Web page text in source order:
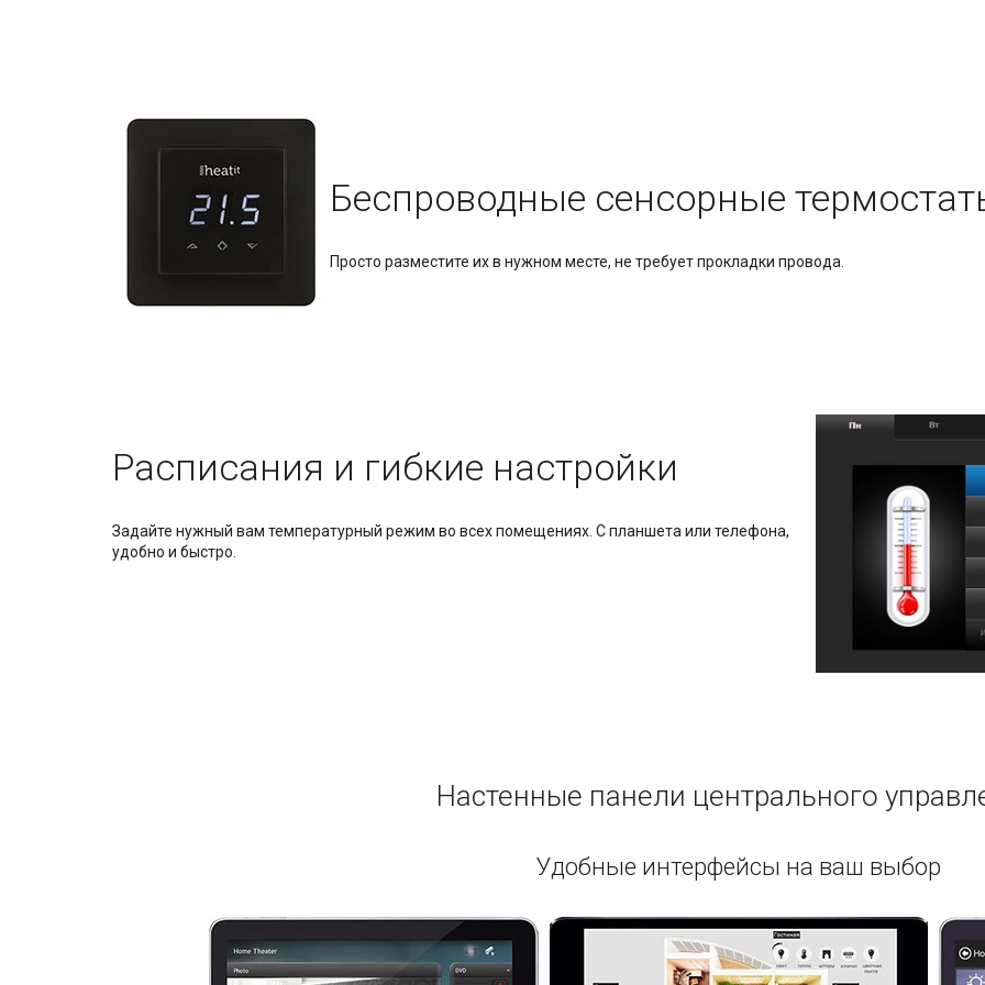
Беспроводные сенсорные
Просто разместите их в нужном месте, не требует прокладки провода.
Расписания и гибкие настройки
Задайте нужный вам температурный режим во всех помещениях. С планшета или телефона,
удобно и быстро.
Настенные панели центрального
Удобные интерфейсы на ваш выбор